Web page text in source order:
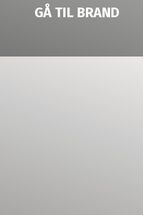
GÅ TIL BRAND